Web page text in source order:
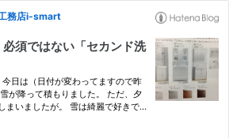
務店i-smart
須ではない「セカンド洗
日は（日付が変わってますので昨
が降って積もりました。 ただ、夕
まいましたが。 雪は綺麗で好きで
が、 www.shinchan-papa.com w